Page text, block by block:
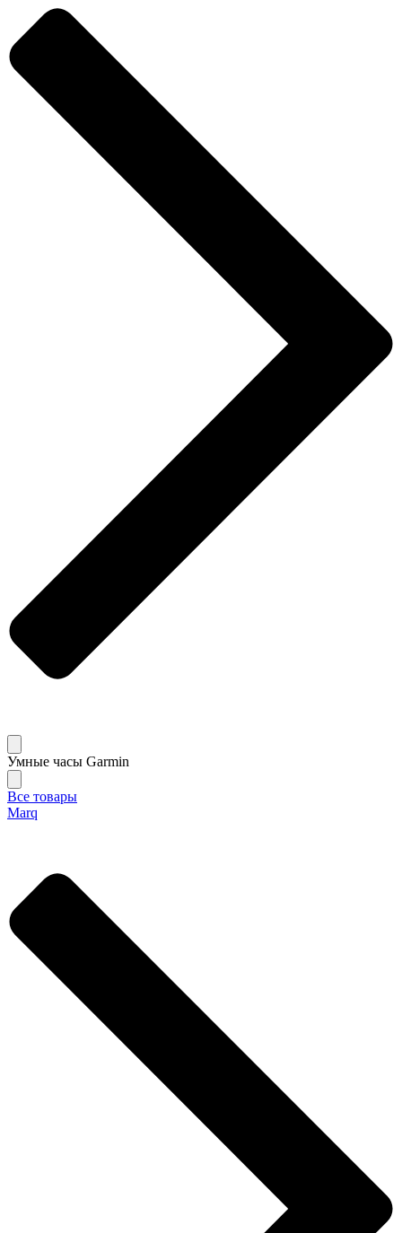
Умные часы Garmin
Все товары
Marq